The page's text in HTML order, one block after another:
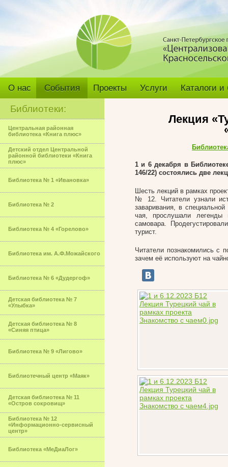
О нас События Проекты Услуги Каталоги
Библиотеки:
Центральная районная
библиотека «Книга плюс»
Детский отдел Центральной
районной библиотеки «Книга
плюс»
Библиотека № 1 «Ивановка»
Библиотека № 2
Библиотека № 4 «Горелово»
Библиотека им. А.Ф.Можайского
Библиотека № 6 «Дудергоф»
Детская библиотека № 7
«Улыбка»
Детская библиотека № 8
«Синяя птица»
Библиотека № 9 «Лигово»
Библиотечный центр «Маяк»
Детская библиотека № 11
«Остров сокровищ»
Библиотека № 12
«Информационно-сервисный
центр»
Библиотека «МеДиаЛог»
Лекция
1 и 6 декабря в
146/22) состоялись две
Шесть лекций в рамках
№ 12. Читатели узнали
заваривания, в
чая, прослушали легенды
самовара.
турист.
Читатели познакомились с
зачем её используют на